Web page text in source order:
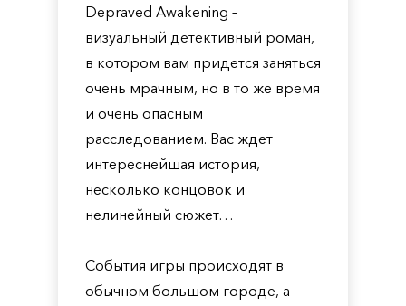
Depraved Awakening –
визуальный детективный роман,
в котором вам придется заняться
очень мрачным, но в то же время
и очень опасным
расследованием. Вас ждет
интереснейшая история,
несколько концовок и
нелинейный сюжет…
События игры происходят в
обычном большом городе, а